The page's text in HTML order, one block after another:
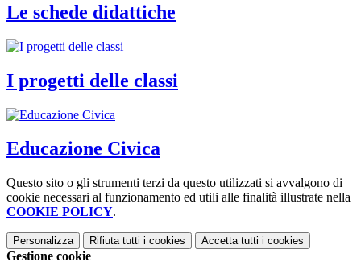
Le schede didattiche
I progetti delle classi
Educazione Civica
Questo sito o gli strumenti terzi da questo utilizzati si avvalgono di
cookie necessari al funzionamento ed utili alle finalità illustrate nella
COOKIE POLICY.
Personalizza Rifiuta tutti i cookies Accetta tutti i cookies
Gestione cookie